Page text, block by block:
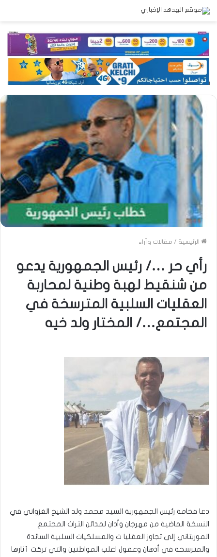
الرئيسية / مقالات وآراء
رأي حر …/ رئيس الجمهورية يدعو
من شنقيط لهبة وطنية لمحاربة
العقليات السلبية المترسخة في
المجتمع…/ المختار ولد خيه
دعا فخامة رئيس الجمهورية السيد محمد ولد الشيخ الغزواني في
النسخة الماضية من مهرجان وأدان لمدائن التراث المجتمع
الموريتاني إلى تجاوز العقليا ت والمسلكيات السلبية السائدة
والمترسخة في أذهان وعقول اغلب المواطنين والتي تركت ٱثارها